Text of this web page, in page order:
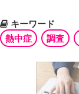
キーワード
熱中症
調査